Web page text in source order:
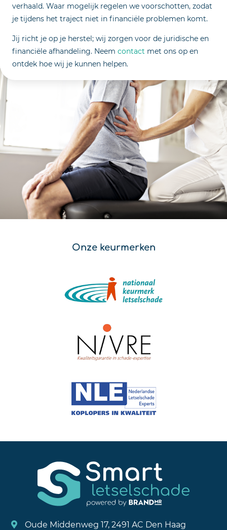
verhaald. Waar mogelijk regelen we voorschotten, zodat
je tijdens het traject niet in financiële problemen komt.
Jij richt je op je herstel; wij zorgen voor de juridische en
financiële afhandeling. Neem contact met ons op en
ontdek hoe wij je kunnen helpen.
Onze keurmerken
Oude Middenweg 17, 2491 AC Den Haag